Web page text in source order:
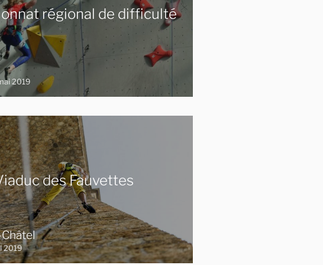
régional de difficulté
2019
des Fauvettes
2019